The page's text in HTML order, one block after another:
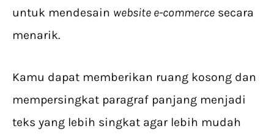
untuk mendesain website e-commerce secara
menarik.
Kamu dapat memberikan ruang kosong dan
mempersingkat paragraf panjang menjadi
teks yang lebih singkat agar lebih mudah